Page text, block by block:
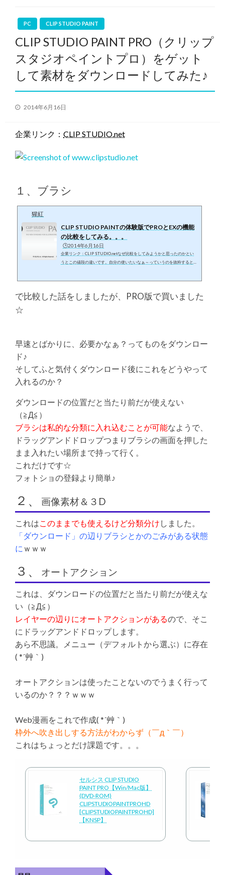
PC CLIP STUDIO PAINT
CLIP STUDIO PAINT PRO（クリップ
スタジオペイントプロ）をゲット
して素材をダウンロードしてみた♪
投
2014年6月16日
企業リンク： CLIP STUDIO.net
１、ブラシ
猩紅
CLIP STUDIO PAINTの体験版でPROとEXの機能
の比較をしてみる。。。
🕒️2014年6月16日
企業リンク：CLIP STUDIO.netなぜ比較をしてみようかと思ったのかとい
うとこの値段の違いです。自分の使いたいなぁ～っていうのを抜粋すると
らいいなぁ～６、むしろ写真から背景出来たらいいね！などをEXかPROで
で比較した話をしましたが、PRO版で買いました
☆
早速とばかりに、必要かなぁ？ってものをダウンロー
ド♪
そしてふと気付くダウンロード後にこれをどうやって
入れるのか？
ダウンロードの位置だと当たり前だが使えない
（≧Д≦）
ブラシは私的な分類に入れ込むことが可能なようで、
ドラッグアンドドロップつまりブラシの画面を押した
まま入れたい場所まで持って行く。
これだけです☆
フォトショの登録より簡単♪
２、 画像素材＆３D
これはこのままでも使えるけど分類分け しました。
「ダウンロード」の辺りブラシとかのごみがある状態
に ｗｗｗ
３、 オートアクション
これは、ダウンロードの位置だと当たり前だが使えな
い（≧Д≦）
レイヤーの辺りにオートアクションがあるので、そこ
にドラッグアンドドロップします。
あら不思議。メニュー（デフォルトから選ぶ）に存在
( *´艸｀)
オートアクションは使ったことないのでうまく行って
いるのか？？？ｗｗｗ
Web漫画をこれで作成( *´艸｀)
枠外へ吹き出しする方法がわからず（￣д｀￣）
これはちょっとだけ課題です。。。
セルシス CLIP STUDIO
PAINT PRO【Win/Mac版】
(DVD-ROM)
CLIPSTUDIOPAINTPROHD
[CLIPSTUDIOPAINTPROHD]
【KNSP】